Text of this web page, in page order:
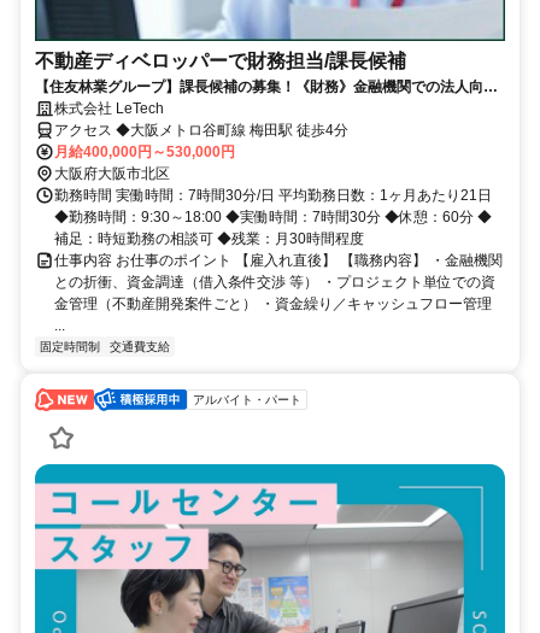
不動産ディベロッパーで財務担当/課長候補
【住友林業グループ】課長候補の募集！《財務》金融機関での法人向け
渉外営業経験がある方
株式会社 LeTech
アクセス ◆大阪メトロ谷町線 梅田駅 徒歩4分
月給400,000円～530,000円
大阪府大阪市北区
勤務時間 実働時間：7時間30分/日 平均勤務日数：1ヶ月あたり21日
◆勤務時間：9:30～18:00 ◆実働時間：7時間30分 ◆休憩：60分 ◆
補足：時短勤務の相談可 ◆残業：月30時間程度
仕事内容 お仕事のポイント 【雇入れ直後】 【職務内容】 ・金融機関
との折衝、資金調達（借入条件交渉 等） ・プロジェクト単位での資
金管理（不動産開発案件ごと） ・資金繰り／キャッシュフロー管理
...
固定時間制 交通費支給
アルバイト・パート